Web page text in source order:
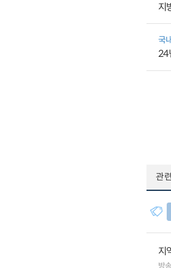
지
국
24
관
지